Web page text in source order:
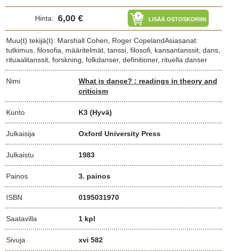
Hinta: 6,00 € LISÄÄ OSTOSKORIIN
Muu(t) tekijä(t): Marshall Cohen, Roger CopelandAsiasanat:
tutkimus, filosofia, määritelmät, tanssi, filosofi, kansantanssit, dans,
rituaalitanssit, forskning, folkdanser, definitioner, rituella danser
Nimi
What is dance? : readings in theory and
criticism
Kunto K3 (Hyvä)
Julkaisija Oxford University Press
Julkaistu 1983
Painos 3. painos
ISBN 0195031970
Saatavilla 1 kpl
Sivuja xvi 582